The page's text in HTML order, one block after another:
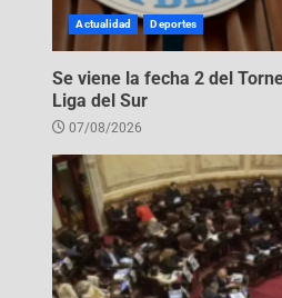
Actualidad Deportes
Se viene la fecha 2 del
Liga del Sur
07/08/2026